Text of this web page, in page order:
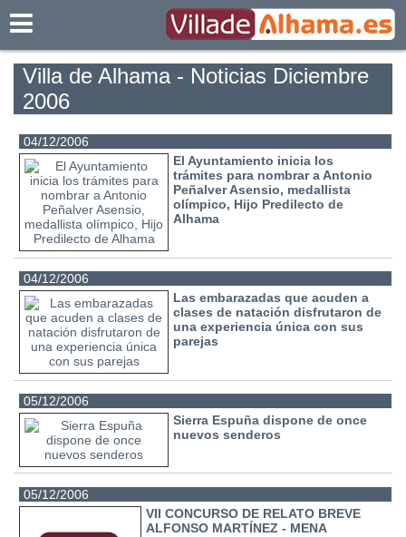
Villa de Alhama - Noticias Diciembre
2006
04/12/2006
El Ayuntamiento inicia los
trámites para nombrar a Antonio
Peñalver Asensio, medallista
olímpico, Hijo Predilecto de
Alhama
04/12/2006
Las embarazadas que acuden a
clases de natación disfrutaron de
una experiencia única con sus
parejas
05/12/2006
Sierra Espuña dispone de once
nuevos senderos
05/12/2006
VII CONCURSO DE RELATO BREVE
ALFONSO MARTÍNEZ - MENA